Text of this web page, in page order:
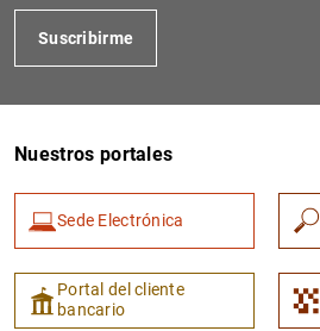
Suscribirme
Nuestros portales
Sede Electrónica
Portal del cliente
bancario